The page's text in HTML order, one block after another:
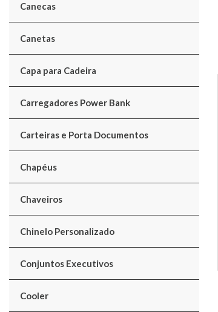
Canecas
Canetas
Capa para Cadeira
Carregadores Power Bank
Carteiras e Porta Documentos
Chapéus
Chaveiros
Chinelo Personalizado
Conjuntos Executivos
Cooler